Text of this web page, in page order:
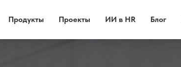
Продукты Проекты ИИ в HR Блог